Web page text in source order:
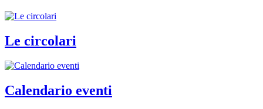
Le circolari
Calendario eventi